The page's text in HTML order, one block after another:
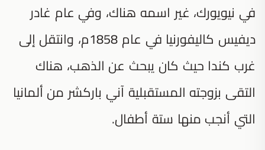
في نيويورك، غير اسمه هناك، وفي عام غادر
ديفيس كاليفورنيا في عام 1858م، وانتقل إلى
غرب كندا حيث كان يبحث عن الذهب، هناك
التقى بزوجته المستقبلية آني باركشر من ألمانيا
التي أنجب منها ستة أطفال.